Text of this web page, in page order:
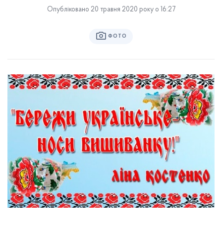
Опубліковано 20 травня 2020 року о 16:27
ФОТО